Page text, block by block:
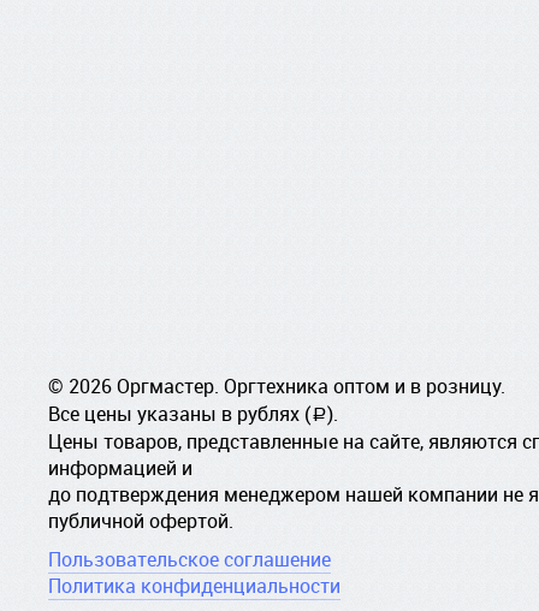
© 2026 Оргмастер. Оргтехника оптом и в розницу.
Все цены указаны в рублях (a).
Цены товаров, представленные на сайте, являются
информацией и
до подтверждения менеджером нашей компании не
публичной офертой.
Пользовательское соглашение
Политика конфиденциальности